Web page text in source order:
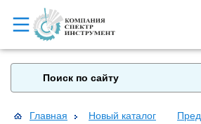
Главная Новый каталог